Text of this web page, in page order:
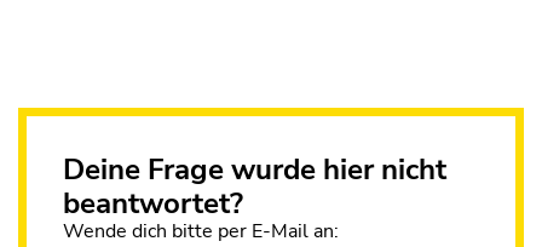
Deine Frage wurde hier nicht
beantwortet?
Wende dich bitte per E-Mail an: